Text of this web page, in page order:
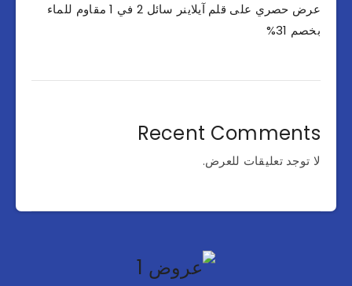
عرض حصري على قلم آيلاينر سائل 2 في 1 مقاوم للماء
بخصم 31%
Recent Comments
لا توجد تعليقات للعرض.